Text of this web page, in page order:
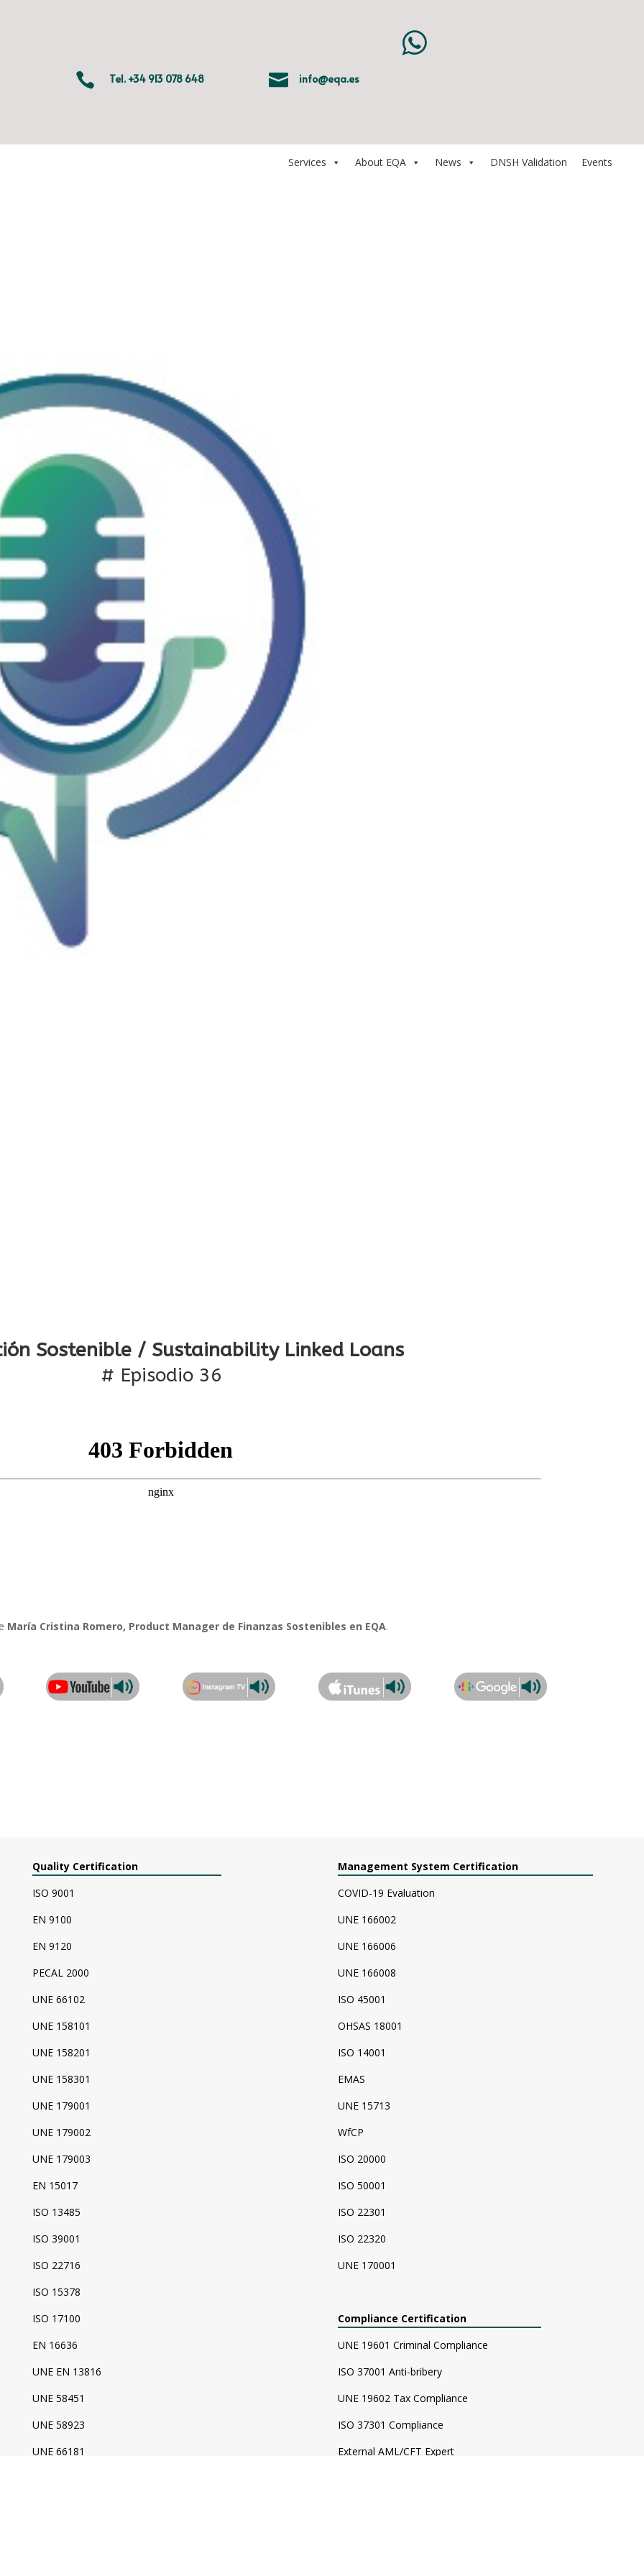
 Tel. +34 913 078 648  info@eqa.es

Services About EQA News DNSH Validation Events
Sostenible / Sustainability Linked Loans
# Episodio 36
María Cristina Romero, Product Manager de Finanzas Sostenibles en EQA.
Quality Certification
ISO 9001
EN 9100
EN 9120
PECAL 2000
UNE 66102
UNE 158101
UNE 158201
UNE 158301
UNE 179001
UNE 179002
UNE 179003
EN 15017
ISO 13485
ISO 39001
ISO 22716
ISO 15378
ISO 17100
EN 16636
UNE EN 13816
UNE 58451
UNE 58923
UNE 66181
Management System Certification
COVID-19 Evaluation
UNE 166002
UNE 166006
UNE 166008
ISO 45001
OHSAS 18001
ISO 14001
EMAS
UNE 15713
WfCP
ISO 20000
ISO 50001
ISO 22301
ISO 22320
UNE 170001
Compliance Certification
UNE 19601 Criminal Compliance
ISO 37001 Anti-bribery
UNE 19602 Tax Compliance
ISO 37301 Compliance
External AML/CFT Expert